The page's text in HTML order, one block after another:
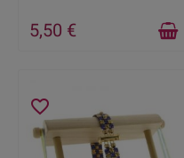
5,50 €
favorite_border